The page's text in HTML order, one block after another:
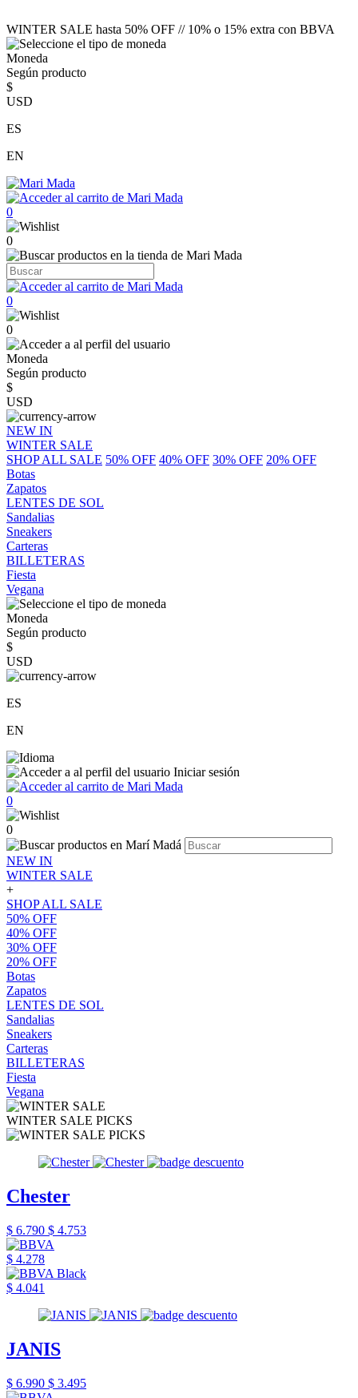
WINTER SALE hasta 50% OFF // 10% o 15% extra con BBVA
Moneda
Según producto
$
USD
ES
EN
0
0
0
0
Moneda
Según producto
$
USD
NEW IN
WINTER SALE
SHOP ALL SALE 50% OFF 40% OFF 30% OFF 20% OFF
Botas
Zapatos
LENTES DE SOL
Sandalias
Sneakers
Carteras
BILLETERAS
Fiesta
Vegana
Moneda
Según producto
$
USD
ES
EN
Iniciar sesión
0
0
NEW IN
WINTER SALE
+
SHOP ALL SALE
50% OFF
40% OFF
30% OFF
20% OFF
Botas
Zapatos
LENTES DE SOL
Sandalias
Sneakers
Carteras
BILLETERAS
Fiesta
Vegana
WINTER SALE PICKS
Chester
$ 6.790 $ 4.753
$ 4.278
$ 4.041
JANIS
$ 6.990 $ 3.495